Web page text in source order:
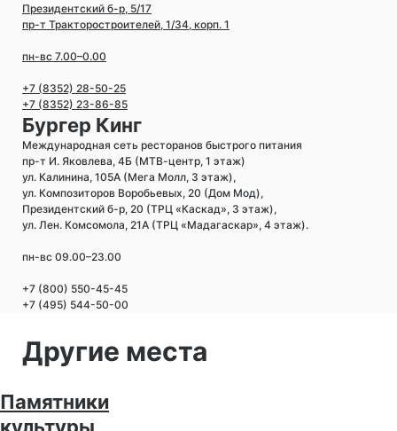
Президентский б-р, 5/17
пр-т Тракторостроителей, 1/34, корп. 1
пн-вс 7.00–0.00
+7 (8352) 28-50-25
+7 (8352) 23-86-85
Бургер Кинг
Международная сеть ресторанов быстрого питания
пр-т И. Яковлева, 4Б (МТВ-центр, 1 этаж)
ул. Калинина, 105А (Мега Молл, 3 этаж),
ул. Композиторов Воробьевых, 20 (Дом Мод),
Президентский б-р, 20 (ТРЦ «Каскад», 3 этаж),
ул. Лен. Комсомола, 21А (ТРЦ «Мадагаскар», 4 этаж).
пн-вс 09.00–23.00
+7 (800) 550-45-45
+7 (495) 544-50-00
Другие места
Памятники
культуры